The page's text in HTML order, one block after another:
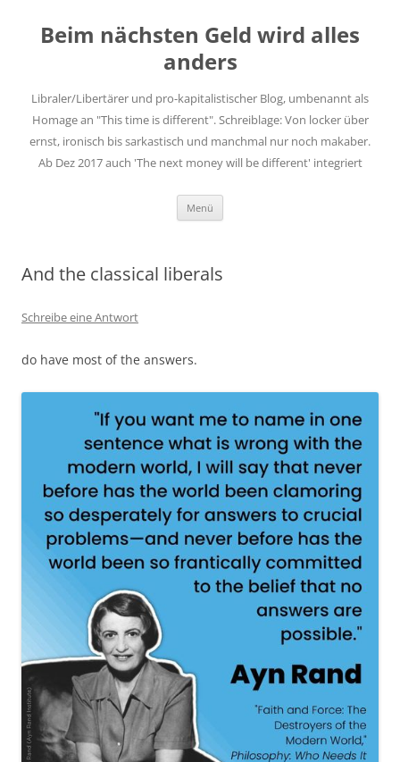
springen
Beim nächsten Geld wird alles
anders
Libraler/Libertärer und pro-kapitalistischer Blog, umbenannt als
Homage an "This time is different". Schreiblage: Von locker über
ernst, ironisch bis sarkastisch und manchmal nur noch makaber.
Ab Dez 2017 auch 'The next money will be different' integriert
Menü
And the classical liberals
Schreibe eine Antwort
do have most of the answers.